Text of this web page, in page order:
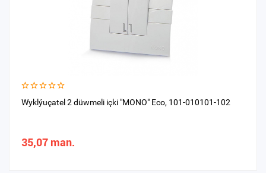
Wyklýuçatel 2 düwmeli içki "MONO" Eco, 101-010101-102
35,07 man.